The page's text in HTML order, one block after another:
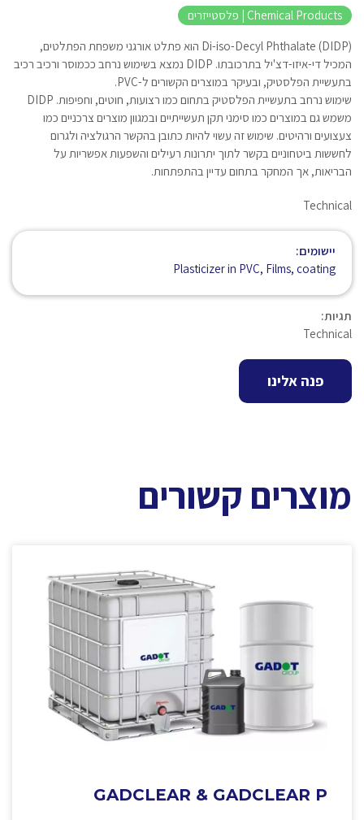
Chemical Products | פלסטייזרים
Di-iso-Decyl Phthalate (DIDP) הוא פתלט אורגני משפחת הפתלטים,
המכיל די-איזו-דצ'יל בתרכובתו. DIDP נמצא בשימוש נרחב ככמוסר ורכיב רכיב
בתעשיית הפלסטיק, ובעיקר במוצרים הקשורים ל-PVC.
שימוש נרחב בתעשיית הפלסטיק בתחום כמו רצועות, חוטים, וחפיפות. DIDP
משמש גם במוצרים כמו סימני תקן תעשייתיים ובמגוון מוצרים צרכניים כמו
צעצועים ורהיטים. שימוש זה עשוי להיות כתובן בהקשר הרגולציה ולגרום
לחששות ביטחוניים בקשר לתוך יתרונות רעילים והשפעות אפשריות על
הבריאות, אך המחקר בתחום עדיין בהתפתחות.
Technical
יישומים:
Plasticizer in PVC, Films, coating
תגיות:
Technical
פנה אלינו
מוצרים קשורים
GADCLEAR & GADCLEAR P